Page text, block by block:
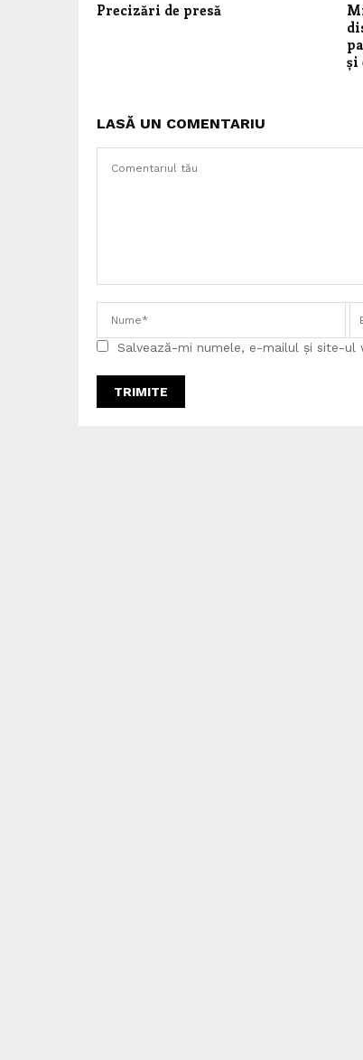
Precizări de presă
și
LASĂ UN COMENTARIU
Salvează-mi numele, e-mailul și site-